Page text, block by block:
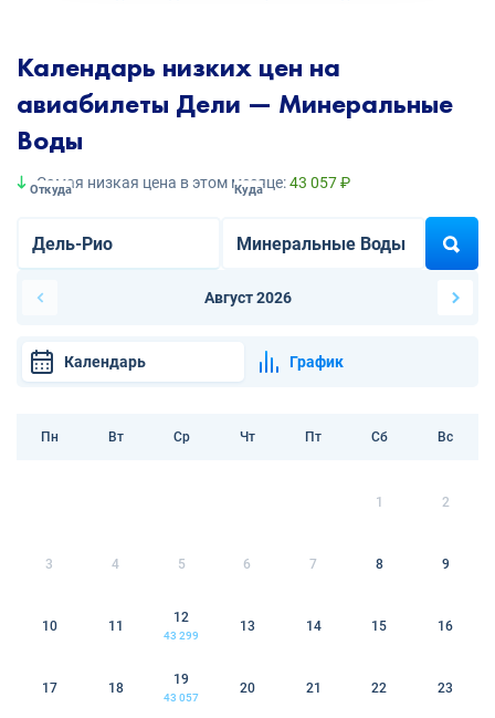
Календарь низких цен на
авиабилеты Дели — Минеральные
Воды
Самая низкая цена в этом месяце:43 057 ₽
Откуда Куда
Август 2026
Календарь График
Пн Вт Ср Чт Пт Сб Вс
1 2
3 4 5 6 7 8 9
10 11
12
43 299
13 14 15 16
17 18
19
43 057
20 21 22 23